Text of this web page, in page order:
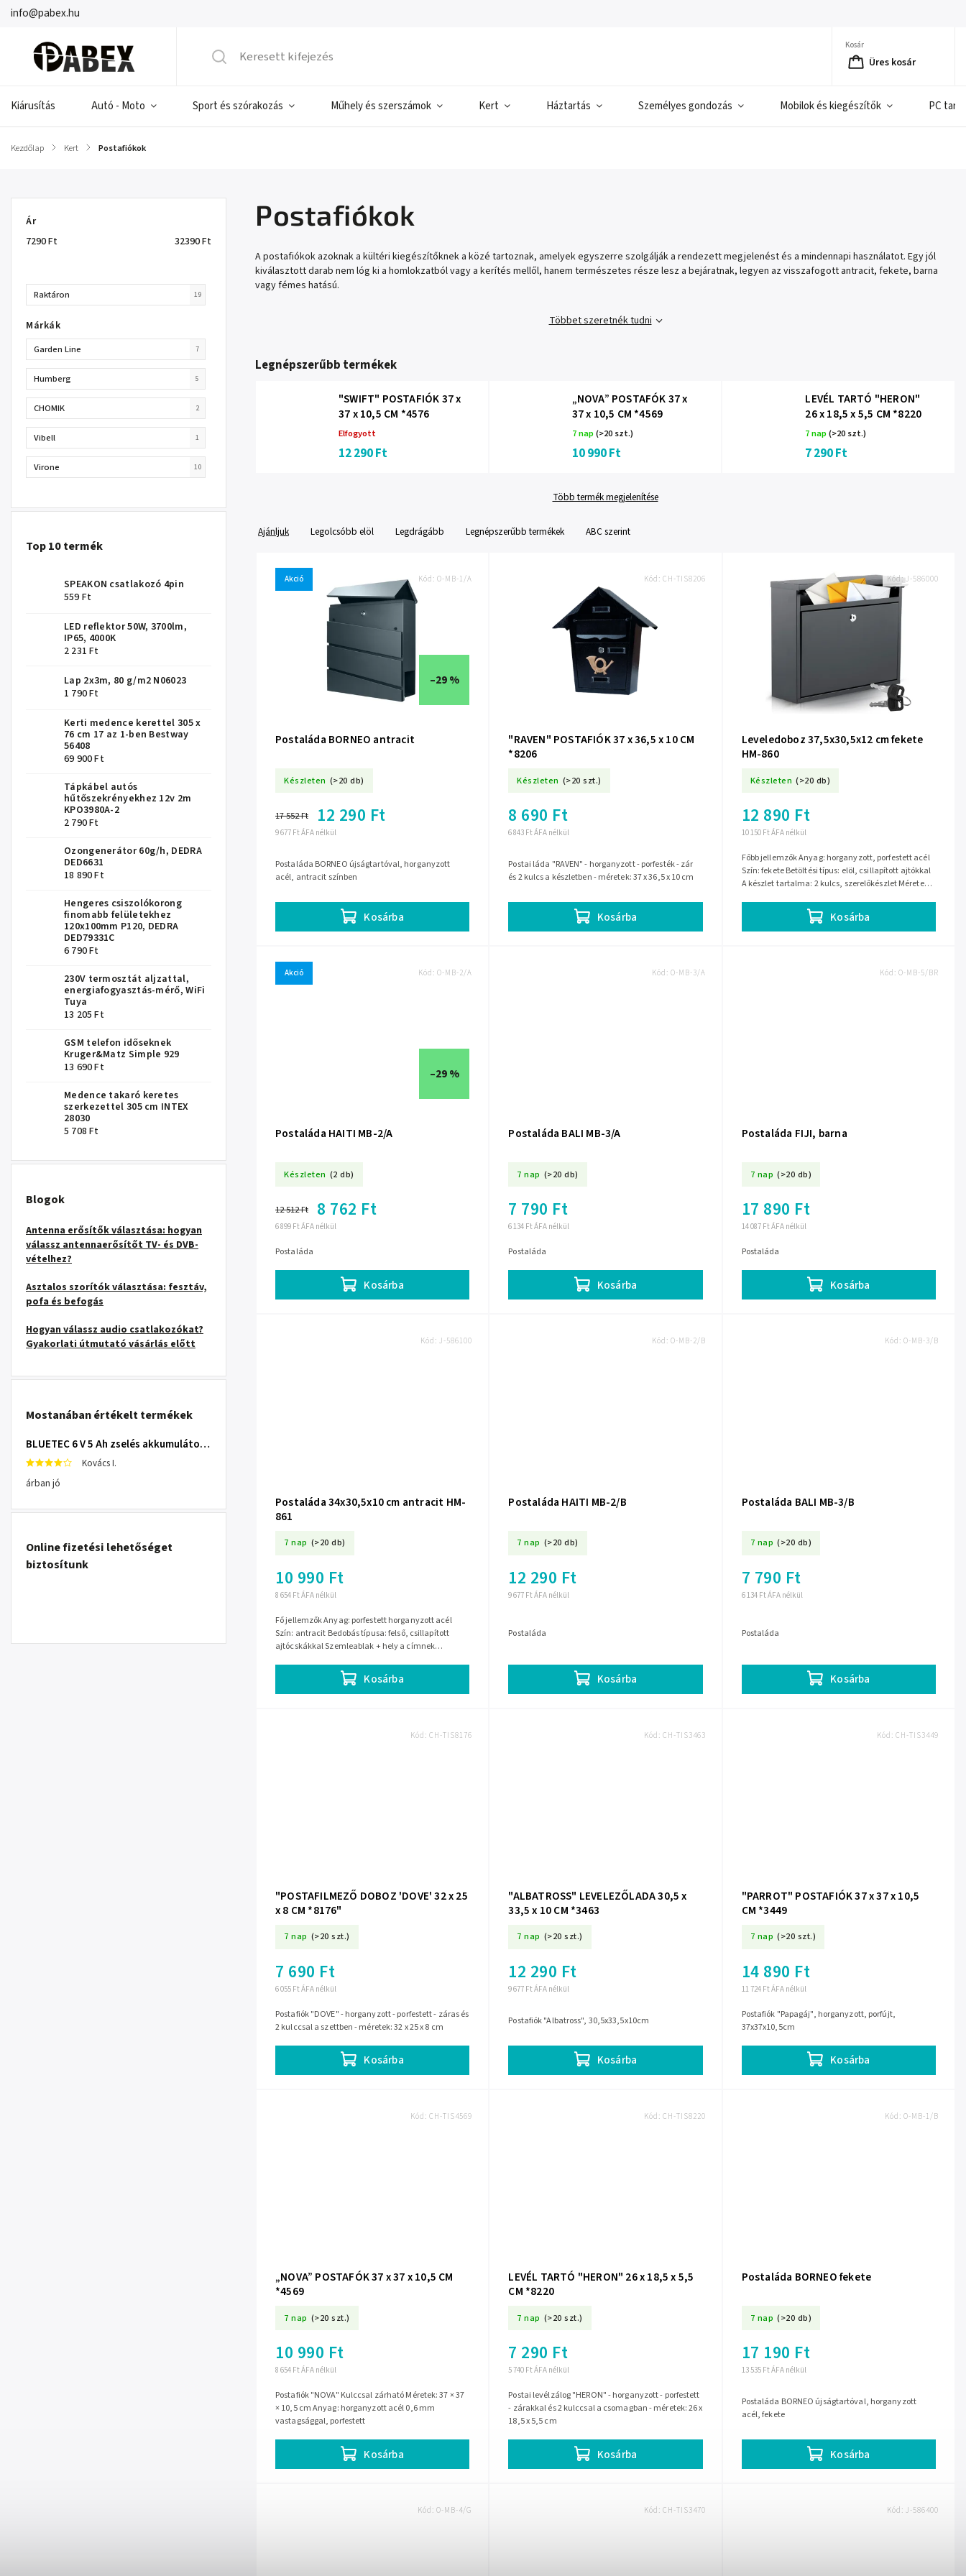
info@pabex.hu
Kosár
Üres kosár
Kiárusítás Autó - Moto Sport és szórakozás Műhely és szerszámok Kert Háztartás Személyes gondozás Mobilok és kiegészítők PC
Kezdőlap / Kert / Postafiókok
Ár
7290Ft 32390Ft
Raktáron 19
Márkák
Garden Line 7
Humberg 5
CHOMIK 2
Vibell 1
Virone 10
Top 10 termék
SPEAKON csatlakozó 4pin
559 Ft
LED reflektor 50W, 3700lm,
IP65, 4000K
2 231 Ft
Lap 2x3m, 80 g/m2 N06023
1 790 Ft
Kerti medence kerettel 305 x
76 cm 17 az 1-ben Bestway
56408
69 900 Ft
Tápkábel autós
hűtőszekrényekhez 12v 2m
KPO3980A-2
2 790 Ft
Ozongenerátor 60g/h, DEDRA
DED6631
18 890 Ft
Hengeres csiszolókorong
finomabb felületekhez
120x100mm P120, DEDRA
DED79331C
6 790 Ft
230V termosztát aljzattal,
energiafogyasztás-mérő, WiFi
Tuya
13 205 Ft
GSM telefon időseknek
Kruger&Matz Simple 929
13 690 Ft
Medence takaró keretes
szerkezettel 305 cm INTEX
28030
5 708 Ft
Blogok
Antenna erősítők választása: hogyan
válassz antennaerősítőt TV- és DVB-
vételhez?
Asztalos szorítók választása: fesztáv,
pofa és befogás
Hogyan válassz audio csatlakozókat?
Gyakorlati útmutató vásárlás előtt
Mostanában értékelt termékek
BLUETEC 6 V 5 Ah zselés akkumulátor – 82-402-
Kovács I.
árban jó
Online fizetési lehetőséget
biztosítunk
Postafiókok
A postafiókok azoknak a kültéri kiegészítőknek a közé tartoznak, amelyek egyszerre szolgálják a rendezett megjelenést és a mindennapi használatot. Egy jól
kiválasztott darab nem lóg ki a homlokzatból vagy a kerítés mellől, hanem természetes része lesz a bejáratnak, legyen az visszafogott antracit, fekete, barna
vagy fémes hatású.
Többet szeretnék tudni
Legnépszerűbb termékek
"SWIFT" POSTAFIÓK 37 x
37 x 10,5 CM *4576
Elfogyott
12 290 Ft
„NOVA” POSTAFÓK 37 x
37 x 10,5 CM *4569
7 nap(>20 szt.)
10 990 Ft
LEVÉL TARTÓ "HERON"
26 x 18,5 x 5,5 CM *8220
7 nap(>20 szt.)
7 290 Ft
Több termék megjelenítése
Ajánljuk Legolcsóbb elöl Legdrágább Legnépszerűbb termékek ABC szerint
Akció
–29 %
Postaláda BORNEO antracit
Készleten (>20 db)
9 677 Ft ÁFA nélkül
17 552 Ft 12 290 Ft
Kosárba
Postaláda BORNEO újságtartóval, horganyzott
acél, antracit színben
Kód:O-MB-1/A
"RAVEN" POSTAFIÓK 37 x 36,5 x 10 CM
*8206
Készleten (>20 szt.)
6 843 Ft ÁFA nélkül
8 690 Ft
Kosárba
Postai láda "RAVEN" - horganyzott - porfesték - zár
és 2 kulcs a készletben - méretek: 37 x 36,5 x 10 cm
Kód: CH-TIS8206
Leveledoboz 37,5x30,5x12 cm fekete
HM-860
Készleten (>20 db)
10 150 Ft ÁFA nélkül
12 890 Ft
Kosárba
Főbb jellemzők Anyag: horganyzott, porfestett acél
Szín: fekete Betöltési típus: elöl, csillapított ajtókkal
A készlet tartalma: 2 kulcs, szerelőkészlet Méretek:
Kód:J-586000
Akció
–29 %
Postaláda HAITI MB-2/A
Készleten (2 db)
6 899 Ft ÁFA nélkül
12 512 Ft 8 762 Ft
Kosárba
Postaláda
Kód:O-MB-2/A
Postaláda BALI MB-3/A
7 nap (>20 db)
6 134 Ft ÁFA nélkül
7 790 Ft
Kosárba
Postaláda
Kód: O-MB-3/A
Postaláda FIJI, barna
7 nap (>20 db)
14 087 Ft ÁFA nélkül
17 890 Ft
Kosárba
Postaláda
Kód: O-MB-5/BR
Postaláda 34x30,5x10 cm antracit HM-
861
7 nap (>20 db)
8 654 Ft ÁFA nélkül
10 990 Ft
Kosárba
Fő jellemzők Anyag: porfestett horganyzott acél
Szín: antracit Bedobás típusa: felső, csillapított
ajtócskákkal Szemleablak + hely a címnek
Kód:J-586100
Postaláda HAITI MB-2/B
7 nap (>20 db)
9 677 Ft ÁFA nélkül
12 290 Ft
Kosárba
Postaláda
Kód: O-MB-2/B
Postaláda BALI MB-3/B
7 nap (>20 db)
6 134 Ft ÁFA nélkül
7 790 Ft
Kosárba
Postaláda
Kód: O-MB-3/B
"POSTAFILMEZŐ DOBOZ 'DOVE' 32 x 25
x 8 CM *8176"
7 nap (>20 szt.)
6 055 Ft ÁFA nélkül
7 690 Ft
Kosárba
Postafiók "DOVE" - horganyzott - porfestett - záras és
2 kulccsal a szettben - méretek: 32 x 25 x 8 cm
Kód:CH-TIS8176
"ALBATROSS" LEVELEZŐLADA 30,5 x
33,5 x 10 CM *3463
7 nap (>20 szt.)
9 677 Ft ÁFA nélkül
12 290 Ft
Kosárba
Postafiók "Albatross", 30,5x33,5x10cm
Kód: CH-TIS3463
"PARROT" POSTAFIÓK 37 x 37 x 10,5
CM *3449
7 nap (>20 szt.)
11 724 Ft ÁFA nélkül
14 890 Ft
Kosárba
Postafiók "Papagáj", horganyzott, porfújt,
37x37x10,5cm
Kód: CH-TIS3449
„NOVA” POSTAFÓK 37 x 37 x 10,5 CM
*4569
7 nap (>20 szt.)
8 654 Ft ÁFA nélkül
10 990 Ft
Kosárba
Postafiók "NOVA" Kulccsal zárható Méretek: 37 × 37
× 10,5 cm Anyag: horganyzott acél 0,6 mm
vastagsággal, porfestett
Kód:CH-TIS4569
LEVÉL TARTÓ "HERON" 26 x 18,5 x 5,5
CM *8220
7 nap (>20 szt.)
5 740 Ft ÁFA nélkül
7 290 Ft
Kosárba
Postai levélzálog "HERON" - horganyzott - porfestett
- zárakkal és 2 kulccsal a csomagban - méretek: 26 x
18,5 x 5,5 cm
Kód: CH-TIS8220
Postaláda BORNEO fekete
7 nap (>20 db)
13 535 Ft ÁFA nélkül
17 190 Ft
Kosárba
Postaláda BORNEO újságtartóval, horganyzott
acél, fekete
Kód: O-MB-1/B
Kód:O-MB-4/G Kód: CH-TIS3470 Kód: J-586400